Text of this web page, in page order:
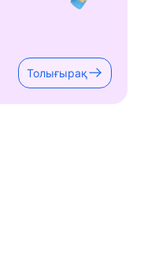
Толығырақ